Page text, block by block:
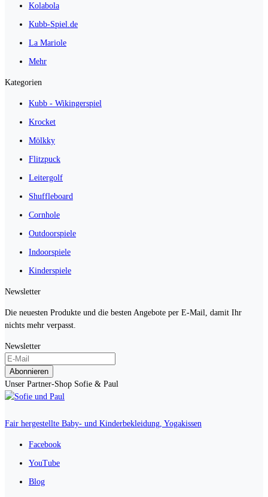
Kolabola
Kubb-Spiel.de
La Mariole
Mehr
Kategorien
Kubb - Wikingerspiel
Krocket
Mölkky
Flitzpuck
Leitergolf
Shuffleboard
Cornhole
Outdoorspiele
Indoorspiele
Kinderspiele
Newsletter
Die neuesten Produkte und die besten Angebote per E-Mail, damit Ihr
nichts mehr verpasst.
Newsletter
Abonnieren
Unser Partner-Shop Sofie & Paul
Fair hergestellte Baby- und Kinderbekleidung, Yogakissen
Facebook
YouTube
Blog